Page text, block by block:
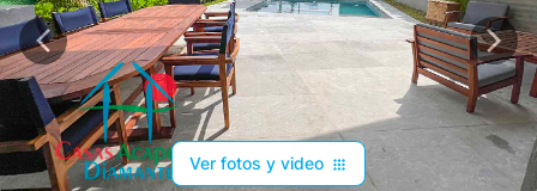
Ver fotos y video